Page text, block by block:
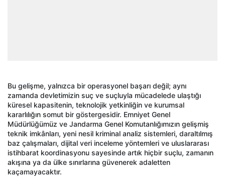
Bu gelişme, yalnızca bir operasyonel başarı değil; aynı
zamanda devletimizin suç ve suçluyla mücadelede ulaştığı
küresel kapasitenin, teknolojik yetkinliğin ve kurumsal
kararlılığın somut bir göstergesidir. Emniyet Genel
Müdürlüğümüz ve Jandarma Genel Komutanlığımızın gelişmiş
teknik imkânları, yeni nesil kriminal analiz sistemleri, daraltılmış
baz çalışmaları, dijital veri inceleme yöntemleri ve uluslararası
istihbarat koordinasyonu sayesinde artık hiçbir suçlu, zamanın
akışına ya da ülke sınırlarına güvenerek adaletten
kaçamayacaktır.